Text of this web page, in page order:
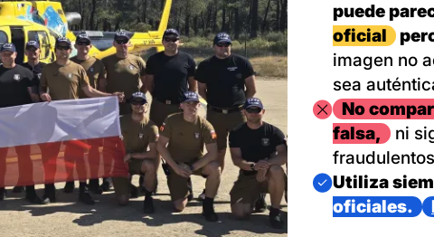
puede
oficial
imagen no
sea
Imagen
No
falsa,
ni
Imagen
Utiliza
oficiales.